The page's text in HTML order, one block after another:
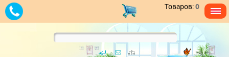
Товаров:0